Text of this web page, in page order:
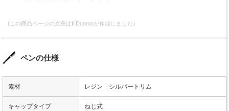
(この商品ページの文章はIl Duomoが作成しました）
ペンの仕様
素材 レジン シルバートリム
キャップタイプ ねじ式